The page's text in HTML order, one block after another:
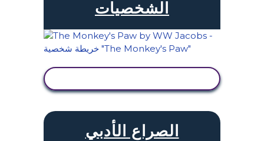
الشخصيات
الصراع الأدبي